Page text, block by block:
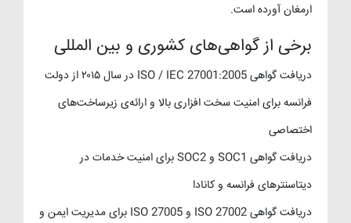
ارمغان آورده است.
برخی از گواهی‌های کشوری و بین المللی
دریافت گواهی ISO / IEC 27001:2005 در سال ۲۰۱۵ از دولت
فرانسه برای امنیت سخت افزاری بالا و ارائه‌ی زیرساخت‌های
اختصاصی
دریافت گواهی SOC1 و SOC2 برای امنیت خدمات در
دیتاسنترهای فرانسه و کانادا
دریافت گواهی ISO 27002 و ISO 27005 برای مدیریت ایمن و